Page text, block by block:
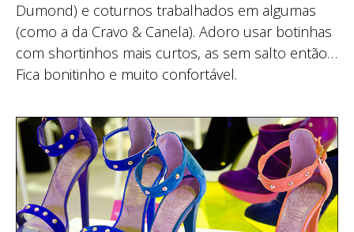
Dumond) e coturnos trabalhados em algumas
(como a da Cravo & Canela). Adoro usar botinhas
com shortinhos mais curtos, as sem salto então…
Fica bonitinho e muito confortável.